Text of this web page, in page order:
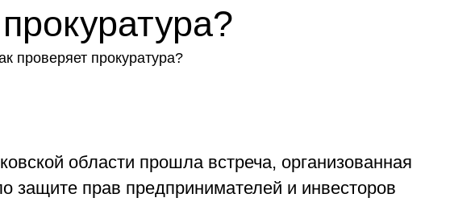
области прошла встреча, организованная
защите прав предпринимателей и инвесторов